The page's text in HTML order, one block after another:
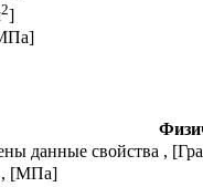
2]
данные свойства ,
, [МПа]